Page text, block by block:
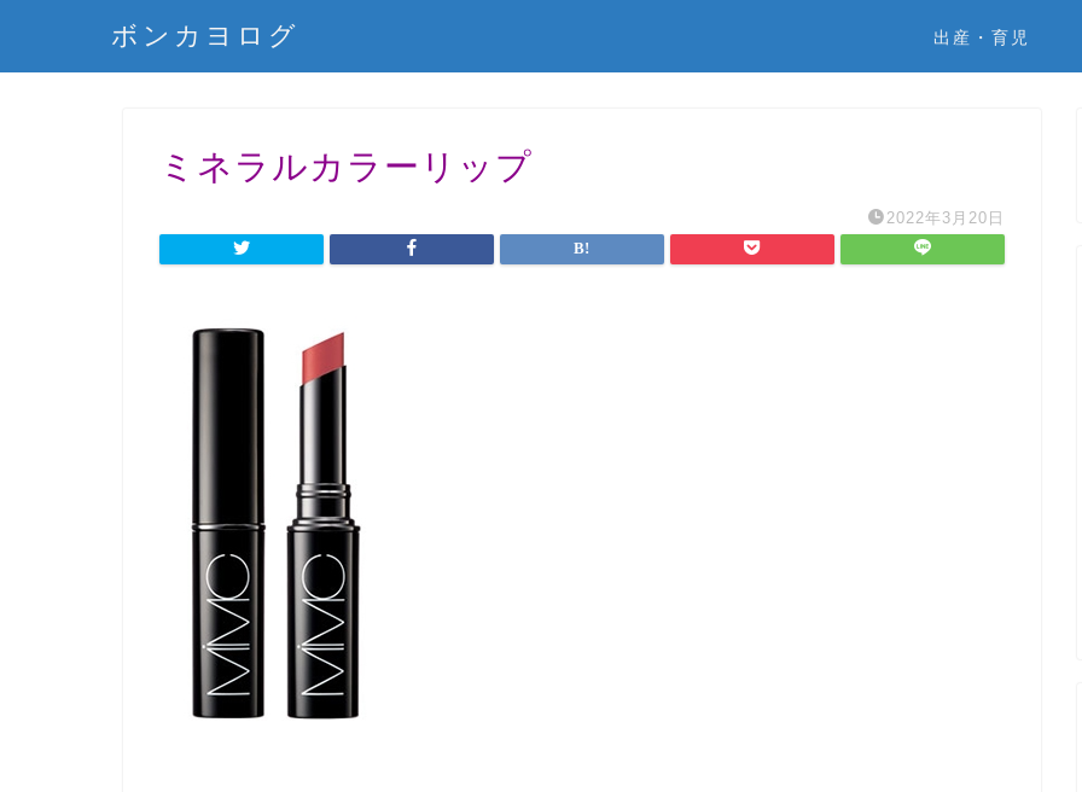
ボンカヨログ 出産・育児
ミネラルカラーリップ
2022年3月20日